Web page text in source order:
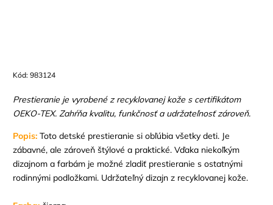
Kód: 983124
Prestieranie je vyrobené z recyklovanej kože s certifikátom
OEKO-TEX. Zahŕňa kvalitu, funkčnosť a udržateľnosť zároveň.
Popis: Toto detské prestieranie si obľúbia všetky deti. Je
zábavné, ale zároveň štýlové a praktické. Vďaka niekoľkým
dizajnom a farbám je možné zladiť prestieranie s ostatnými
rodinnými podložkami. Udržateľný dizajn z recyklovanej kože.